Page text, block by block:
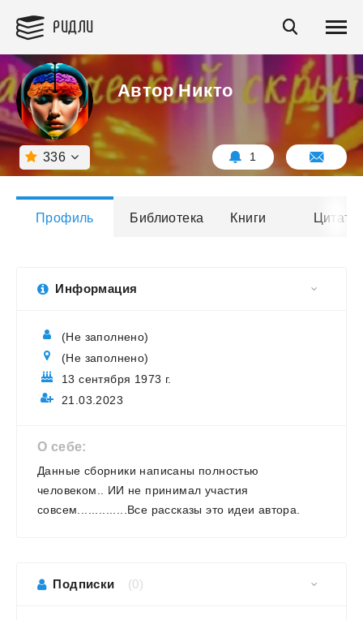
РИДЛИ
Автор Никто
336 1
Профиль Библиотека Книги Цитаты
Информация
(Не заполнено)
(Не заполнено)
13 сентября 1973 г.
21.03.2023
О себе:
Данные сборники написаны полностью
человеком.. ИИ не принимал участия
совсем..............Все рассказы это идеи автора.
Подписки (0)